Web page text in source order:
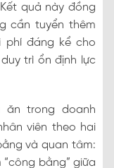
quả này đồng
cần tuyển thêm
phí đáng kể cho
trì ổn định lực
ăn trong doanh
viên theo hai
và quan tâm:
bằng” giữa